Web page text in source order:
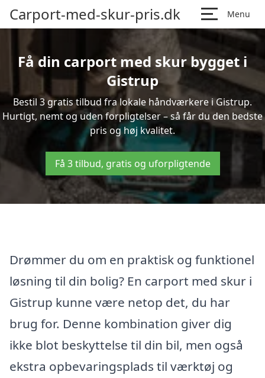
Carport-med-skur-pris.dk Menu
Få din carport med skur bygget i
Gistrup
Bestil 3 gratis tilbud fra lokale håndværkere i Gistrup.
Hurtigt, nemt og uden forpligtelser – så får du den bedste
pris og høj kvalitet.
Få 3 tilbud, gratis og uforpligtende
Drømmer du om en praktisk og funktionel
løsning til din bolig? En carport med skur i
Gistrup kunne være netop det, du har
brug for. Denne kombination giver dig
ikke blot beskyttelse til din bil, men også
ekstra opbevaringsplads til værktøj og